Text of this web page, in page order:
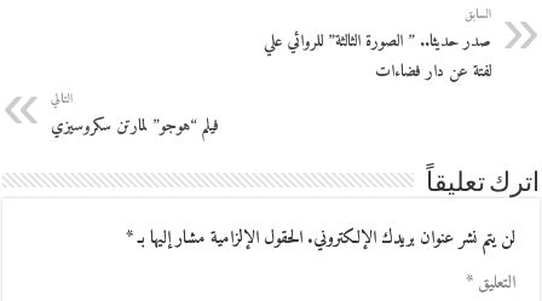
السابق
صدر حديثا.. ” الصورة الثالثة” للروائي علي
لفتة عن دار فضاءات
التالي
فيلم “هوجو” لمارتن سكروسيزي
اترك تعليقاً
لن يتم نشر عنوان بريدك الإلكتروني.الحقول الإلزامية مشار إليها بـ*
التعليق*